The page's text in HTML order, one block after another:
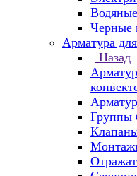
Черные
Арматура
Назад
Группы